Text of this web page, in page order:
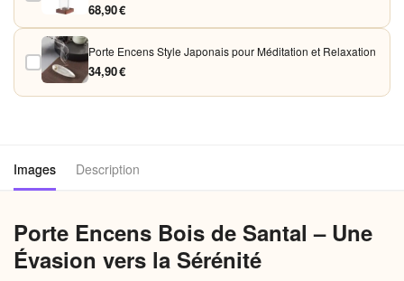
68,90 €
Porte Encens Style Japonais pour Méditation et Relaxation
34,90 €
Images Description
Porte Encens Bois de Santal – Une
Évasion vers la Sérénité